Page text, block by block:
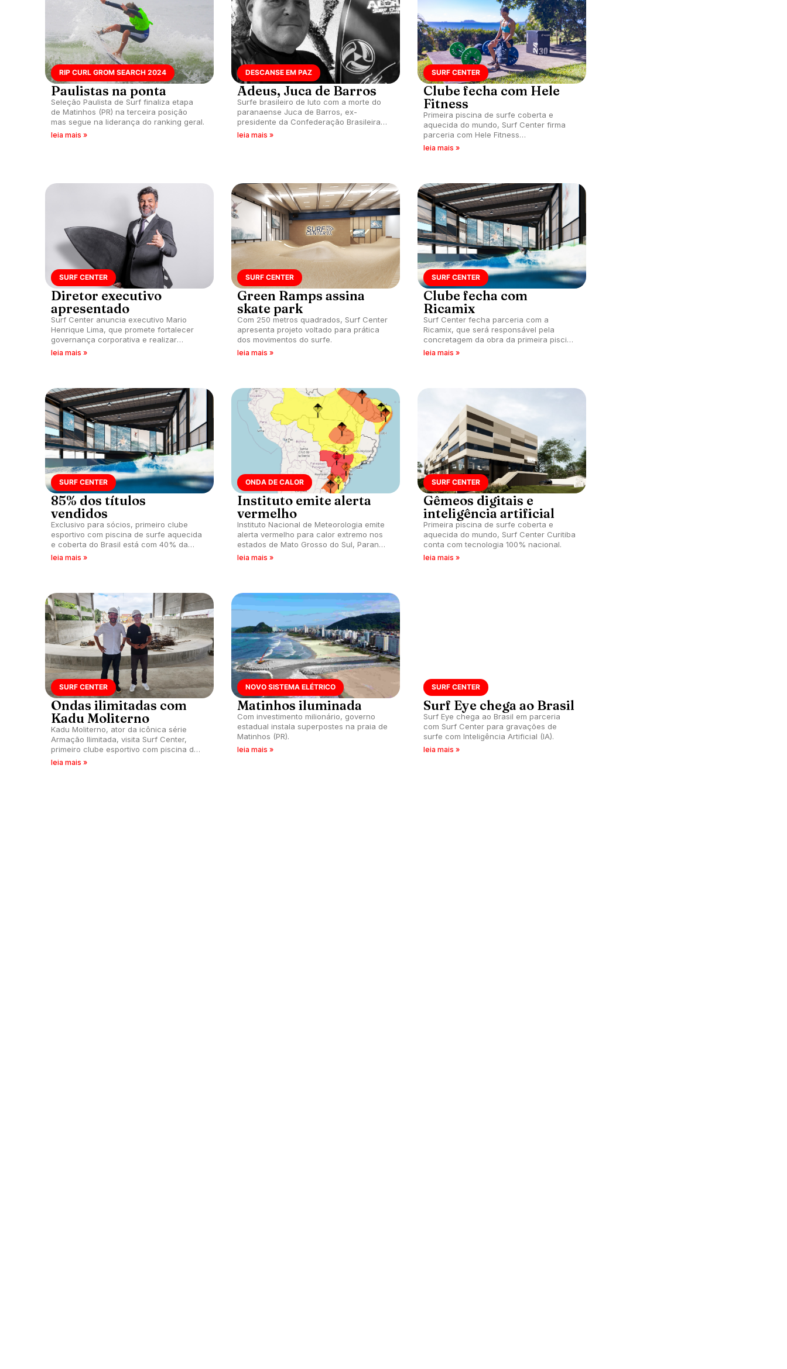
RIP CURL GROM SEARCH 2024
Paulistas na ponta
Seleção Paulista de Surf finaliza etapa
de Matinhos (PR) na terceira posição
mas segue na liderança do ranking geral.
leia mais »
DESCANSE EM PAZ
Adeus, Juca de Barros
Surfe brasileiro de luto com a morte do
paranaense Juca de Barros, ex-
presidente da Confederação Brasileira
de Surfe.
leia mais »
SURF CENTER
Clube fecha com Hele
Fitness
Primeira piscina de surfe coberta e
aquecida do mundo, Surf Center firma
parceria com Hele Fitness
como fornecedora oficial dos
leia mais »
SURF CENTER
Diretor executivo
apresentado
Surf Center anuncia executivo Mario
Henrique Lima, que promete fortalecer
governança corporativa e realizar
estratégia de crescimento da marca,
leia mais »
SURF CENTER
Green Ramps assina
skate park
Com 250 metros quadrados, Surf Center
apresenta projeto voltado para prática
dos movimentos do surfe.
leia mais »
SURF CENTER
Clube fecha com
Ricamix
Surf Center fecha parceria com a
Ricamix, que será responsável pela
concretagem da obra da primeira piscina
de surfe coberta e aquecida do mundo.
leia mais »
SURF CENTER
85% dos títulos
vendidos
Exclusivo para sócios, primeiro clube
esportivo com piscina de surfe aquecida
e coberta do Brasil está com 40% da
obra concluída Entrega está prevista
leia mais »
ONDA DE CALOR
Instituto emite alerta
vermelho
Instituto Nacional de Meteorologia emite
alerta vermelho para calor extremo nos
estados de Mato Grosso do Sul, Paraná,
Santa Catarina, São Paulo e Rio Grande
leia mais »
SURF CENTER
Gêmeos digitais e
inteligência artificial
Primeira piscina de surfe coberta e
aquecida do mundo, Surf Center Curitiba
conta com tecnologia 100% nacional.
leia mais »
SURF CENTER
Ondas ilimitadas com
Kadu Moliterno
Kadu Moliterno, ator da icônica série
Armação Ilimitada, visita Surf Center,
primeiro clube esportivo com piscina de
surfe, em Curitiba (PR).
leia mais »
NOVO SISTEMA ELÉTRICO
Matinhos iluminada
Com investimento milionário, governo
estadual instala superpostes na praia de
Matinhos (PR).
leia mais »
SURF CENTER
Surf Eye chega ao Brasil
Surf Eye chega ao Brasil em parceria
com Surf Center para gravações de
surfe com Inteligência Artificial (IA).
leia mais »